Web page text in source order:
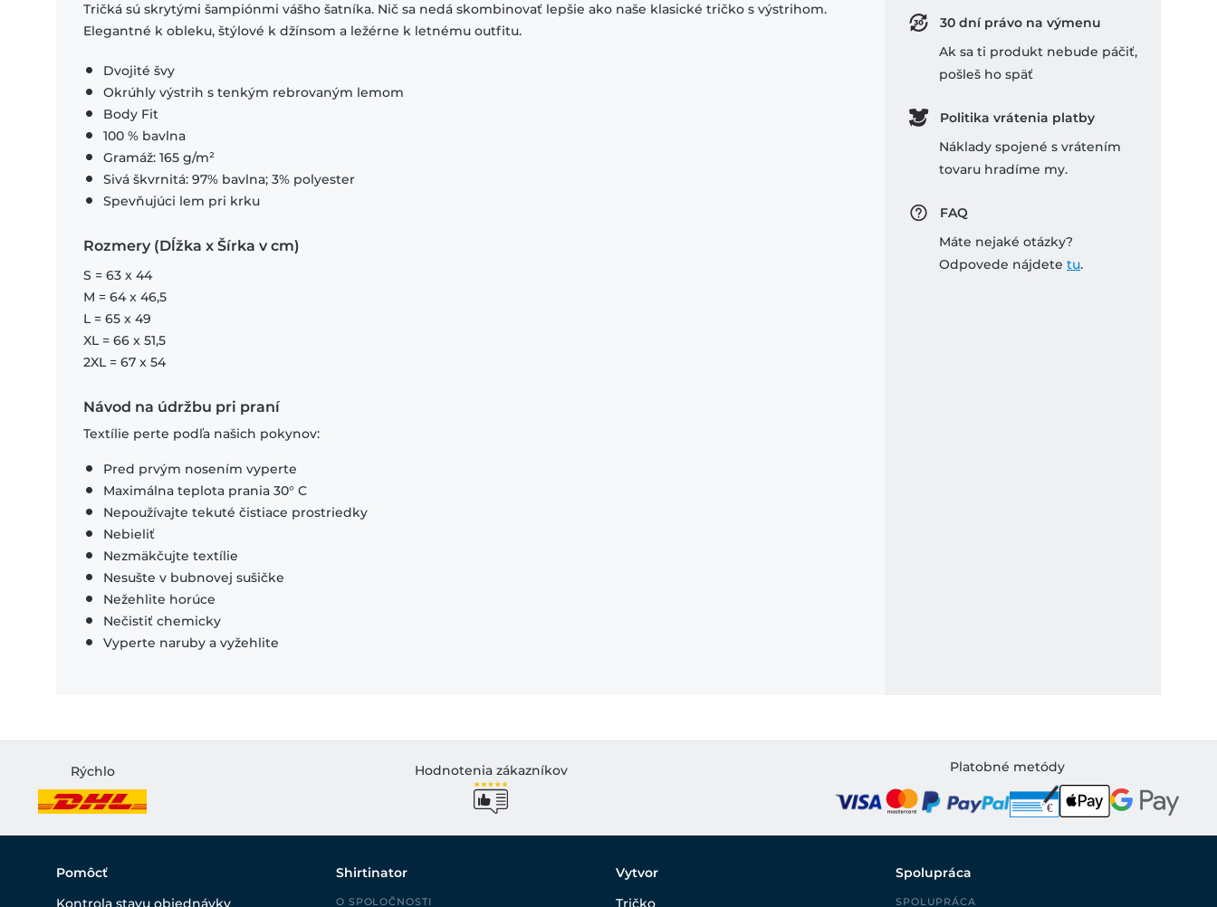
Tričká sú skrytými šampiónmi vášho šatníka. Nič sa nedá skombinovať lepšie ako naše klasické tričko s výstrihom.
Elegantné k obleku, štýlové k džínsom a ležérne k letnému outfitu.
Dvojité švy
Okrúhly výstrih s tenkým rebrovaným lemom
Body Fit
100 % bavlna
Gramáž: 165 g/m²
Sivá škvrnitá: 97% bavlna; 3% polyester
Spevňujúci lem pri krku
Rozmery (Dĺžka x Šírka v cm)
S = 63 x 44
M = 64 x 46,5
L = 65 x 49
XL = 66 x 51,5
2XL = 67 x 54
Návod na údržbu pri praní
Textílie perte podľa našich pokynov:
Pred prvým nosením vyperte
Maximálna teplota prania 30° C
Nepoužívajte tekuté čistiace prostriedky
Nebieliť
Nezmäkčujte textílie
Nesušte v bubnovej sušičke
Nežehlite horúce
Nečistiť chemicky
Vyperte naruby a vyžehlite
30 dní právo na výmenu
Ak sa ti produkt nebude páčiť,
pošleš ho späť
Politika vrátenia platby
Náklady spojené s vrátením
tovaru hradíme my.
FAQ
Máte nejaké otázky?
Odpovede nájdete tu.
Rýchlo Hodnotenia zákazníkov Platobné metódy
Pomôcť
Shirtinator
O SPOLOČNOSTI
Vytvor
Spolupráca
SPOLUPRÁCA